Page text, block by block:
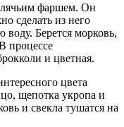
фаршем. Он
сделать из него
Берется морковь,
процессе
и цветная.
цвета
щепотка укропа и
и свекла тушатся на